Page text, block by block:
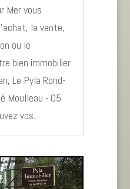
Mer vous
la vente,
ou le
bien immobilier
Le Pyla Rond-
Moulleau - 05
vos...